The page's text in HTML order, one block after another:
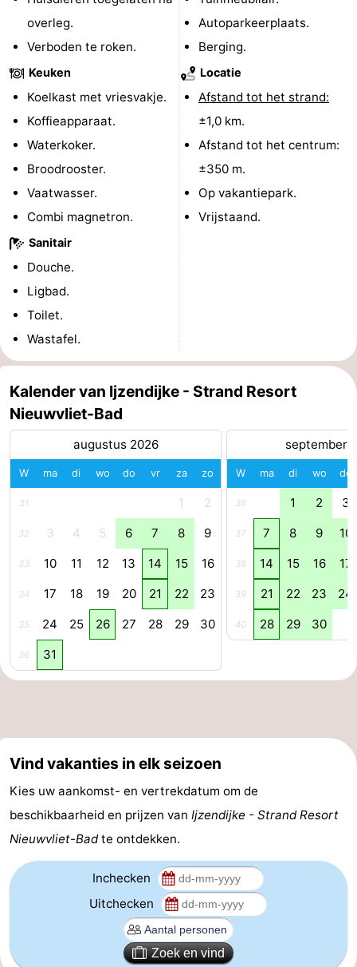
Natuur
Het
Zwin
West-
Vlaanderen
-
Brugge
-
Gent
Kust
-
Knokke-
Heist
Zeebrugge
-
Wenduine
Weer
overleg.
Verboden te roken.
Keuken
Koelkast met vriesvakje.
Koffieapparaat.
Waterkoker.
Broodrooster.
Vaatwasser.
Combi magnetron.
Sanitair
Douche.
Ligbad.
Toilet.
Wastafel.
Autoparkeerplaats.
Berging.
Locatie
Afstand tot het strand:
±1,0 km.
Afstand tot het centrum:
±350 m.
Op vakantiepark.
Vrijstaand.
Kalender van Ijzendijke - Strand Resort
Nieuwvliet-Bad
augustus 2026
W ma di wo do vr za zo
31 1 2
32 3 4 5 6 7 8 9
33 10 11 12 13 14 15 16
34 17 18 19 20 21 22 23
35 24 25 26 27 28 29 30
36 31
september
W ma di wo do
36 1 2 3
37 7 8 9 10
38 14 15 16 17
39 21 22 23 24
40 28 29 30
Vind vakanties in elk seizoen
Kies uw aankomst- en vertrekdatum om de
beschikbaarheid en prijzen van Ijzendijke - Strand Resort
Nieuwvliet-Badte ontdekken.
Inchecken
Uitchecken
Zoek en vind